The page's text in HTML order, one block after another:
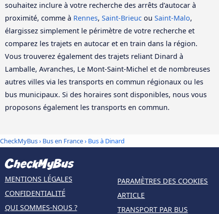
souhaitez inclure à votre recherche des arrêts d’autocar à
proximité, comme à Rennes, Saint-Brieuc ou Saint-Malo,
élargissez simplement le périmètre de votre recherche et
comparez les trajets en autocar et en train dans la région.
Vous trouverez également des trajets reliant Dinard à
Lamballe, Avranches, Le Mont-Saint-Michel et de nombreuses
autres villes via les transports en commun régionaux ou les
bus municipaux. Si des horaires sont disponibles, nous vous
proposons également les transports en commun.
CheckMyBus› Bus en France› Bus à Dinard
MENTIONS LÉGALES
CONFIDENTIALITÉ
QUI SOMMES-NOUS ?
PARAMÈTRES DES COOKIES
ARTICLE
TRANSPORT PAR BUS